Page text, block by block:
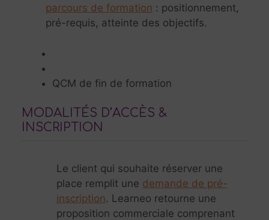
parcours de formation : positionnement,
pré-requis, atteinte des objectifs.
QCM de fin de formation
MODALITÉS D’ACCÈS &
INSCRIPTION
Le client qui souhaite réserver une
place remplit une demande de pré-
inscription. Learneo retourne une
proposition commerciale comprenant